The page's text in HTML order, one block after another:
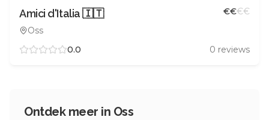
Amici d'Italia 🇮🇹
Oss
€€€€
0.0 0 reviews
Ontdek meer in Oss